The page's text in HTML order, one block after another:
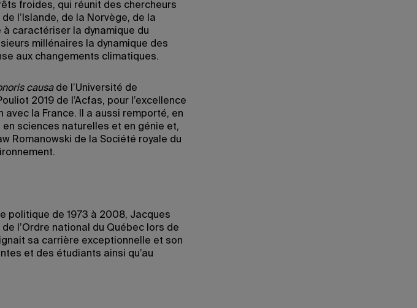
froides, qui réunit des chercheurs
l’Islande, de la Norvège, de la
à caractériser la dynamique du
millénaires la dynamique des
aux changements climatiques.
causade l’Université de
2019 de l’Acfas, pour l’excellence
la France. Il a aussi remporté, en
sciences naturelles et en génie et,
Romanowski de la Société royale du
politique de 1973 à 2008, Jacques
l’Ordre national du Québec lors de
sa carrière exceptionnelle et son
et des étudiants ainsi qu’au